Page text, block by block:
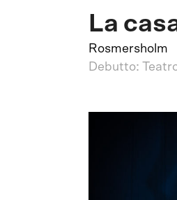
La
Rosmersholm
Debutto: